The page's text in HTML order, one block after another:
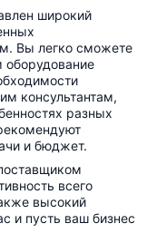
широкий
Вы легко сможете
оборудование
консультантам,
разных
и бюджет.
всего
высокий
и пусть ваш бизнес